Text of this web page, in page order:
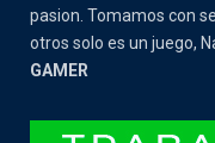
pasion. Tomamos con
otros solo es un juego,
GAMER